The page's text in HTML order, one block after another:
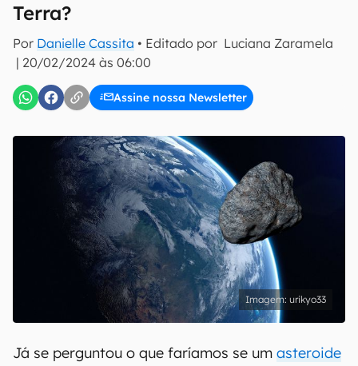
Terra?
Por Danielle Cassita • Editado por Luciana Zaramela
| 20/02/2024 às 06:00
Assine nossa Newsletter
inscreva-se
Confirmo que li, aceito e concordo com os Termos de
Uso e Política de Privacidade do Canaltech.
urikyo33
Já se perguntou o que faríamos se um asteroide